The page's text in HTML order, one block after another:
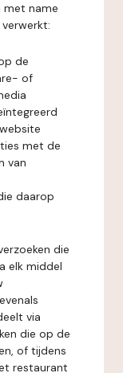
met name
de
of
met de
van
daarop
die
elk middel
via
die op de
of tijdens
restaurant